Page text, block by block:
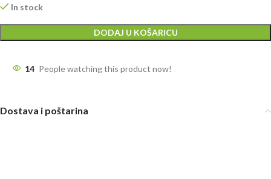
In stock
DODAJ U KOŠARICU
14 People watching this product now!
Dostava i poštarina